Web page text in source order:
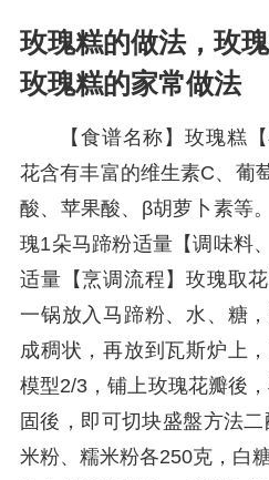
玫瑰糕的做法，玫
玫瑰糕的家常做法
【食谱名称】玫瑰糕
花含有丰富的维生素C、葡
酸、苹果酸、β胡萝卜素等
瑰1朵马蹄粉适量【调味料
适量【烹调流程】玫瑰取
一锅放入马蹄粉、水、糖
成稠状，再放到瓦斯炉上
模型2/3，铺上玫瑰花瓣後
固後，即可切块盛盤方法
米粉、糯米粉各250克，白